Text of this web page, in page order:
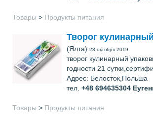
Товары > Продукты питания
Творог кулинарный
(Ялта) 28 октября 2019
творог кулинарный
годности 21
Адрес: Белосток,Польша
тел. +48 694635304
Товары > Продукты питания